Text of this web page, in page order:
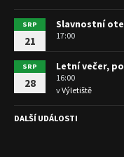
SRP
21
Slavnostní
17:00
SRP
28
Letní večer,
16:00
vVýletiště
DALŠÍ UDÁLOSTI